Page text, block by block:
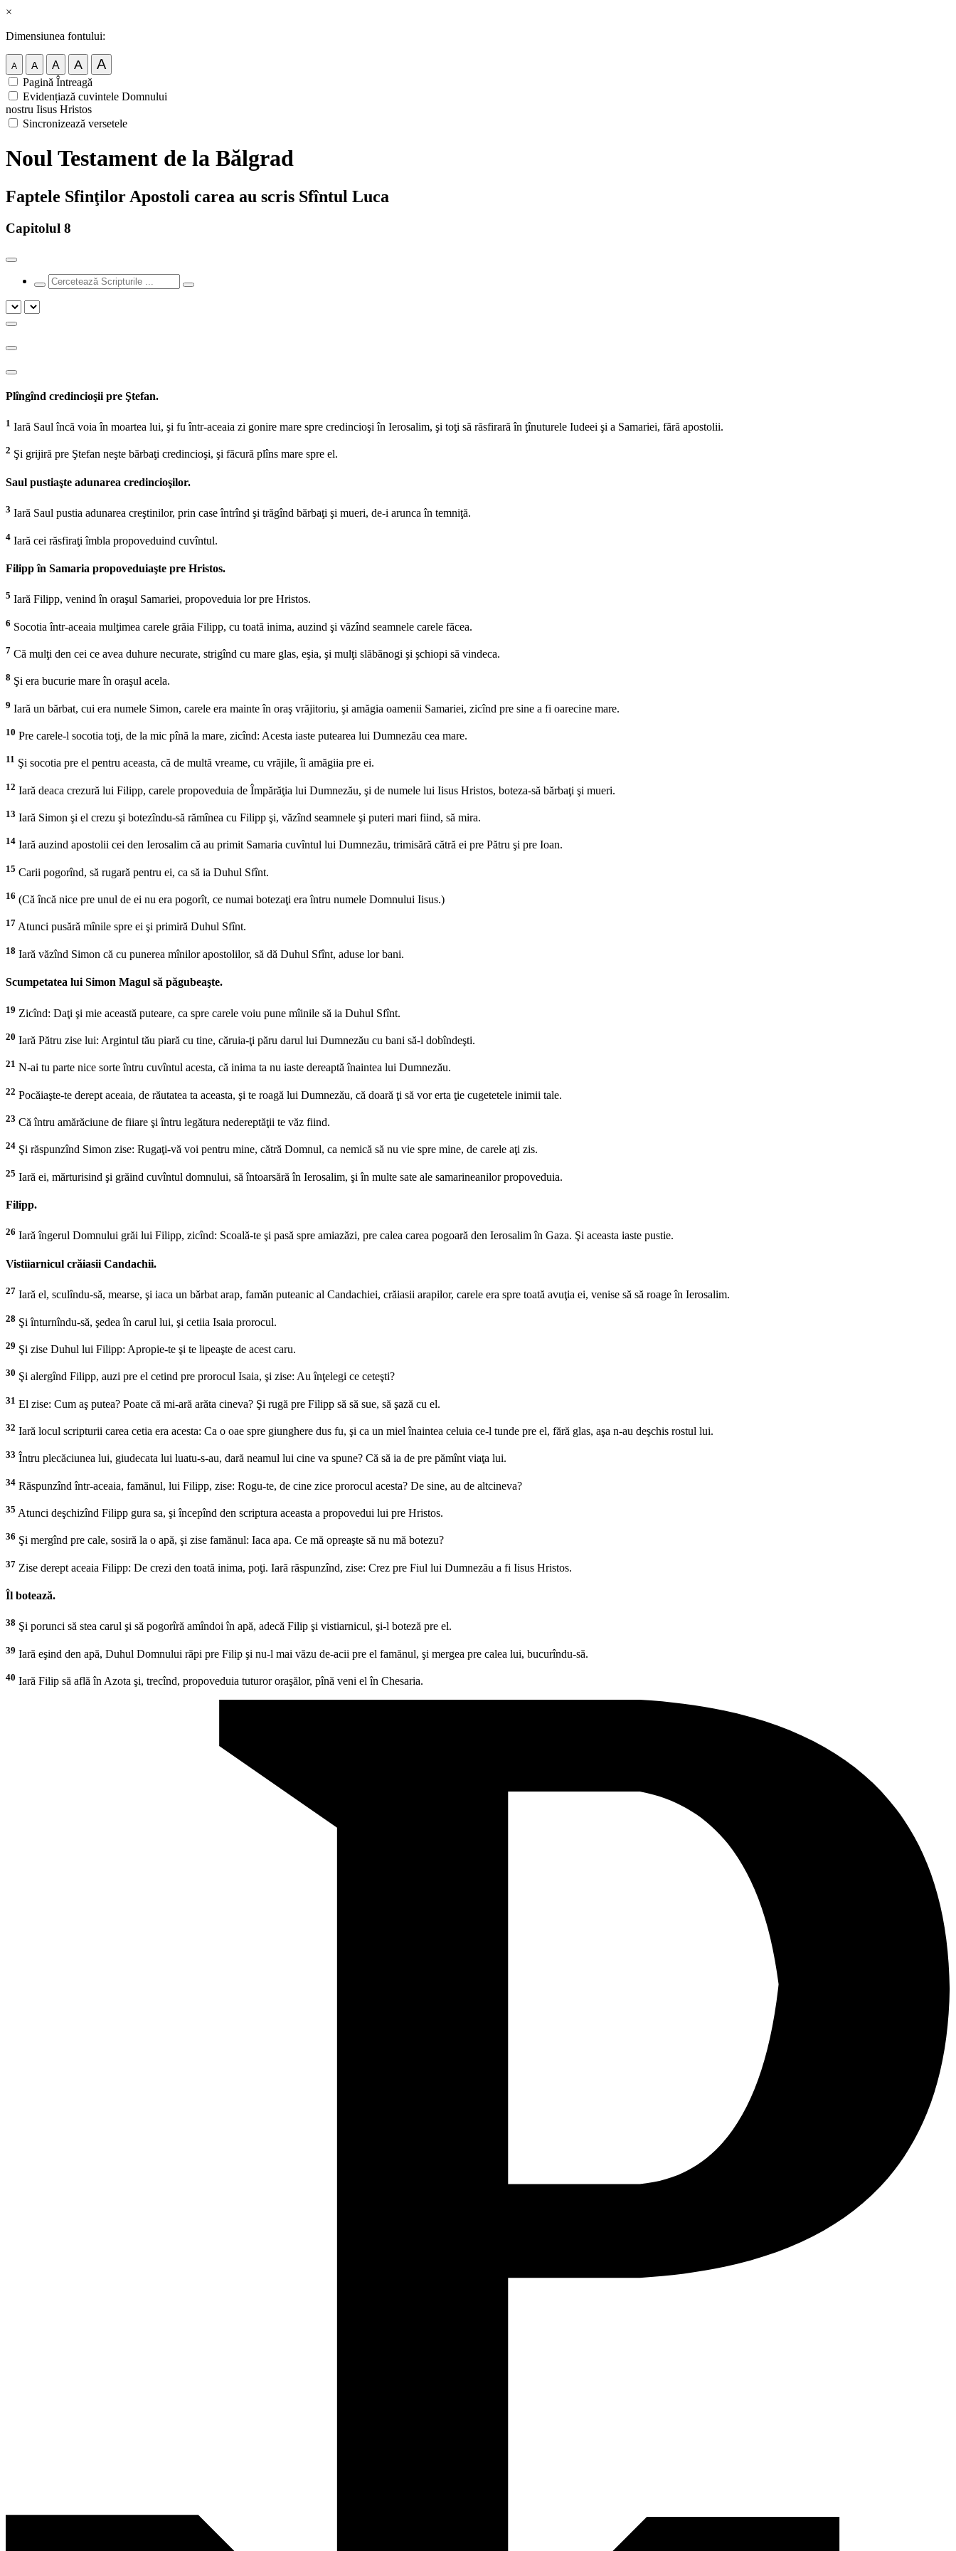
×
Dimensiunea fontului:
A A A A A
Pagină Întreagă
Evidențiază cuvintele Domnului
nostru Iisus Hristos
Sincronizează versetele
Noul Testament de la Bălgrad
Faptele Sfinţilor Apostoli carea au scris Sfîntul Luca
Capitolul 8
Plîngînd credincioşii pre Ştefan.
1 Iară Saul încă voia în moartea lui, şi fu într-aceaia zi gonire mare spre credincioşi în Ierosalim, şi toţi să răsfirară în ţînuturele Iudeei şi a Samariei, fără apostolii.
2 Şi grijiră pre Ştefan neşte bărbaţi credincioşi, şi făcură plîns mare spre el.
Saul pustiaşte adunarea credincioşilor.
3 Iară Saul pustia adunarea creştinilor, prin case întrînd şi trăgînd bărbaţi şi mueri, de-i arunca în temniţă.
4 Iară cei răsfiraţi îmbla propoveduind cuvîntul.
Filipp în Samaria propoveduiaşte pre Hristos.
5 Iară Filipp, venind în oraşul Samariei, propoveduia lor pre Hristos.
6 Socotia într-aceaia mulţimea carele grăia Filipp, cu toată inima, auzind şi văzînd seamnele carele făcea.
7 Că mulţi den cei ce avea duhure necurate, strigînd cu mare glas, eşia, şi mulţi slăbănogi şi şchiopi să vindeca.
8 Şi era bucurie mare în oraşul acela.
9 Iară un bărbat, cui era numele Simon, carele era mainte în oraş vrăjitoriu, şi amăgia oamenii Samariei, zicînd pre sine a fi oarecine mare.
10 Pre carele-l socotia toţi, de la mic pînă la mare, zicînd: Acesta iaste putearea lui Dumnezău cea mare.
11 Şi socotia pre el pentru aceasta, că de multă vreame, cu vrăjile, îi amăgiia pre ei.
12 Iară deaca crezură lui Filipp, carele propoveduia de Împărăţia lui Dumnezău, şi de numele lui Iisus Hristos, boteza-să bărbaţi şi mueri.
13 Iară Simon şi el crezu şi botezîndu-să rămînea cu Filipp şi, văzînd seamnele şi puteri mari fiind, să mira.
14 Iară auzind apostolii cei den Ierosalim că au primit Samaria cuvîntul lui Dumnezău, trimisără cătră ei pre Pătru şi pre Ioan.
15 Carii pogorînd, să rugară pentru ei, ca să ia Duhul Sfînt.
16 (Că încă nice pre unul de ei nu era pogorît, ce numai botezaţi era întru numele Domnului Iisus.)
17 Atunci pusără mînile spre ei şi primiră Duhul Sfînt.
18 Iară văzînd Simon că cu punerea mînilor apostolilor, să dă Duhul Sfînt, aduse lor bani.
Scumpetatea lui Simon Magul să păgubeaşte.
19 Zicînd: Daţi şi mie această puteare, ca spre carele voiu pune mîinile să ia Duhul Sfînt.
20 Iară Pătru zise lui: Argintul tău piară cu tine, căruia-ţi păru darul lui Dumnezău cu bani să-l dobîndeşti.
21 N-ai tu parte nice sorte întru cuvîntul acesta, că inima ta nu iaste dereaptă înaintea lui Dumnezău.
22 Pocăiaşte-te derept aceaia, de răutatea ta aceasta, şi te roagă lui Dumnezău, că doară ţi să vor erta ţie cugetetele inimii tale.
23 Că întru amărăciune de fiiare şi întru legătura nedereptăţii te văz fiind.
24 Şi răspunzînd Simon zise: Rugaţi-vă voi pentru mine, cătră Domnul, ca nemică să nu vie spre mine, de carele aţi zis.
25 Iară ei, mărturisind şi grăind cuvîntul domnului, să întoarsără în Ierosalim, şi în multe sate ale samarineanilor propoveduia.
Filipp.
26 Iară îngerul Domnului grăi lui Filipp, zicînd: Scoală-te şi pasă spre amiazăzi, pre calea carea pogoară den Ierosalim în Gaza. Şi aceasta iaste pustie.
Vistiiarnicul crăiasii Candachii.
27 Iară el, sculîndu-să, mearse, şi iaca un bărbat arap, famăn puteanic al Candachiei, crăiasii arapilor, carele era spre toată avuţia ei, venise să să roage în Ierosalim.
28 Şi înturnîndu-să, şedea în carul lui, şi cetiia Isaia prorocul.
29 Şi zise Duhul lui Filipp: Apropie-te şi te lipeaşte de acest caru.
30 Şi alergînd Filipp, auzi pre el cetind pre prorocul Isaia, şi zise: Au înţelegi ce ceteşti?
31 El zise: Cum aş putea? Poate că mi-ară arăta cineva? Şi rugă pre Filipp să să sue, să şază cu el.
32 Iară locul scripturii carea cetia era acesta: Ca o oae spre giunghere dus fu, şi ca un miel înaintea celuia ce-l tunde pre el, fără glas, aşa n-au deşchis rostul lui.
33 Întru plecăciunea lui, giudecata lui luatu-s-au, dară neamul lui cine va spune? Că să ia de pre pămînt viaţa lui.
34 Răspunzînd într-aceaia, famănul, lui Filipp, zise: Rogu-te, de cine zice prorocul acesta? De sine, au de altcineva?
35 Atunci deşchizînd Filipp gura sa, şi începînd den scriptura aceasta a propovedui lui pre Hristos.
36 Şi mergînd pre cale, sosiră la o apă, şi zise famănul: Iaca apa. Ce mă opreaşte să nu mă botezu?
37 Zise derept aceaia Filipp: De crezi den toată inima, poţi. Iară răspunzînd, zise: Crez pre Fiul lui Dumnezău a fi Iisus Hristos.
Îl botează.
38 Şi porunci să stea carul şi să pogorîră amîndoi în apă, adecă Filip şi vistiarnicul, şi-l boteză pre el.
39 Iară eşind den apă, Duhul Domnului răpi pre Filip şi nu-l mai văzu de-acii pre el famănul, şi mergea pre calea lui, bucurîndu-să.
40 Iară Filip să află în Azota şi, trecînd, propoveduia tuturor oraşălor, pînă veni el în Chesaria.